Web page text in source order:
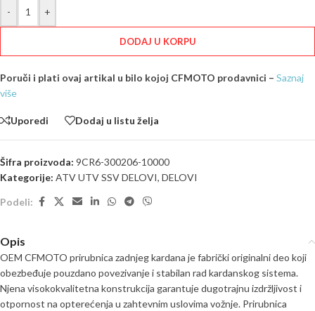
- +
DODAJ U KORPU
Poruči i plati ovaj artikal u bilo kojoj CFMOTO prodavnici – Saznaj
više
Uporedi Dodaj u listu želja
Šifra proizvoda: 9CR6-300206-10000
Kategorije: ATV UTV SSV DELOVI, DELOVI
Podeli:
Opis
OEM CFMOTO prirubnica zadnjeg kardana je fabrički originalni deo koji
obezbeđuje pouzdano povezivanje i stabilan rad kardanskog sistema.
Njena visokokvalitetna konstrukcija garantuje dugotrajnu izdržljivost i
otpornost na opterećenja u zahtevnim uslovima vožnje. Prirubnica